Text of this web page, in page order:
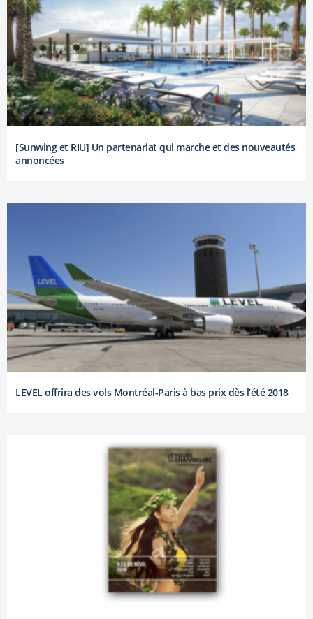
[Sunwing et RIU] Un partenariat qui marche et des nouveautés
annoncées
LEVEL offrira des vols Montréal-Paris à bas prix dès l’été 2018